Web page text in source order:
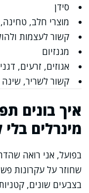
סידן
מוצרי חלב,
קשור לעצמות
מגנזיום
אגוזים, זרעים,
קשור לשריר, שינה
איך בונים
מינרלים
בפועל, אני רואה
שחוזר על עקרונות
בצבעים שונים,